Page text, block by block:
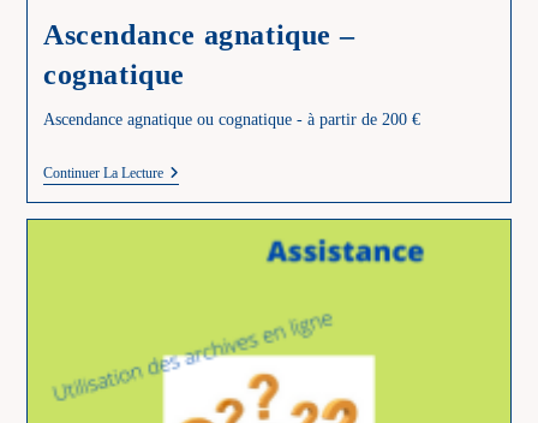
Ascendance agnatique –
cognatique
Ascendance agnatique ou cognatique - à partir de 200 €
Continuer La LectureAscendance